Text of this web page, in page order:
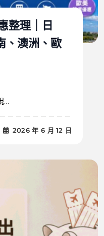
整理｜日
、澳洲、歐
...
2026 年 6 月 12 日